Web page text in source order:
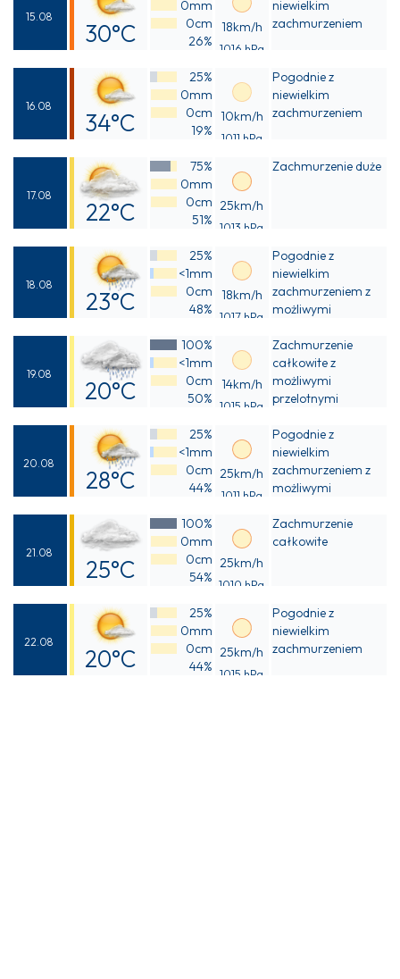
15.08
30°C
28°C
0mm
0cm
26%
18km/h
1016 hPa
niewielkim
zachmurzeniem
16.08
34°C
32°C
25%
0mm
0cm
19%
10km/h
1011 hPa
Pogodnie z
niewielkim
zachmurzeniem
17.08
22°C
22°C
75%
0mm
0cm
51%
25km/h
1013 hPa
Zachmurzenie duże
18.08
23°C
22°C
25%
<1mm
0cm
48%
18km/h
1017 hPa
Pogodnie z
niewielkim
zachmurzeniem z
możliwymi
opadami deszczu
19.08
20°C
20°C
100%
<1mm
0cm
50%
14km/h
1015 hPa
Zachmurzenie
całkowite z
możliwymi
przelotnymi
20.08
28°C
28°C
25%
<1mm
0cm
44%
25km/h
1011 hPa
Pogodnie z
niewielkim
zachmurzeniem z
możliwymi
opadami deszczu
21.08
25°C
24°C
100%
0mm
0cm
54%
25km/h
1010 hPa
Zachmurzenie
całkowite
22.08
20°C
25%
0mm
0cm
44%
25km/h
1015 hPa
Pogodnie z
niewielkim
zachmurzeniem